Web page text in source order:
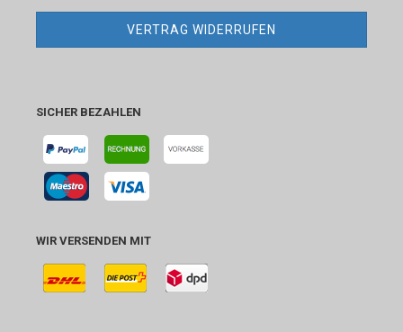
VERTRAG WIDERRUFEN
SICHER BEZAHLEN
WIR VERSENDEN MIT